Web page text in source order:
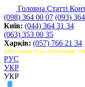
Головна Статті
(098) 364 00 07 (093)
Київ: (044) 364 31 34
(063) 353 00 35
Харків: (057) 766 21 34
Мінімальна сума замовлення
РУС
УКР
УКР